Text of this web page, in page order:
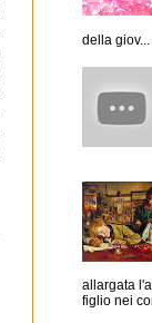
della giov...
allargata
figlio nei